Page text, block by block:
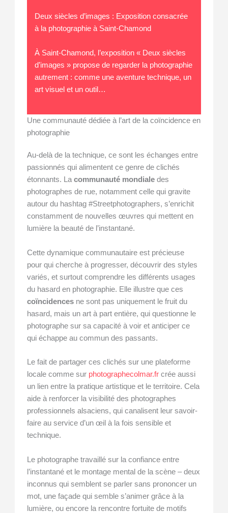
Deux siècles d’images : Exposition consacrée
à la photographie à Saint-Chamond
À Saint-Chamond, l’exposition « Deux siècles
d’images » propose de regarder la photographie
autrement : comme une aventure technique, un
art visuel et un outil…
Une communauté dédiée à l’art de la coïncidence en
photographie
Au-delà de la technique, ce sont les échanges entre
passionnés qui alimentent ce genre de clichés
étonnants. Lacommunauté mondiale des
photographes de rue, notamment celle qui gravite
autour du hashtag #Streetphotographers, s’enrichit
constamment de nouvelles œuvres qui mettent en
lumière la beauté de l’instantané.
Cette dynamique communautaire est précieuse
pour qui cherche à progresser, découvrir des styles
variés, et surtout comprendre les différents usages
du hasard en photographie. Elle illustre que ces
coïncidences ne sont pas uniquement le fruit du
hasard, mais un art à part entière, qui questionne le
photographe sur sa capacité à voir et anticiper ce
qui échappe au commun des passants.
Le fait de partager ces clichés sur une plateforme
locale comme sur photographecolmar.fr crée aussi
un lien entre la pratique artistique et le territoire. Cela
aide à renforcer la visibilité des photographes
professionnels alsaciens, qui canalisent leur savoir-
faire au service d’un œil à la fois sensible et
technique.
Le photographe travaillé sur la confiance entre
l’instantané et le montage mental de la scène – deux
inconnus qui semblent se parler sans prononcer un
mot, une façade qui semble s’animer grâce à la
lumière, ou encore la rencontre fortuite de motifs